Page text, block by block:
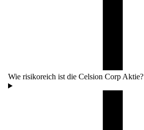
Wie risikoreich ist die Celsion Corp Aktie?